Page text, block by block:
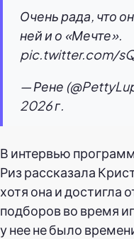
Очень рада, что
ней и о «Мечте».
pic.twitter.com/
— Рене
2026 г.
В интервью
Риз рассказала
хотя она и достигла
подборов во время
у нее не было